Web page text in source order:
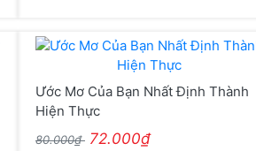
Ước Mơ Của Bạn Nhất Định Thành
Hiện Thực
80.000₫ 72.000₫